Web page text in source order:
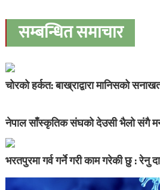
सम्बन्धित समाचार
चोरको हर्कत: बाख्राद्वारा मानिसको
नेपाल साँस्कृतिक संघको देउसी भैलो संगै
भरतपुरमा गर्व गर्ने गरी काम गरेकी छु : रेनु